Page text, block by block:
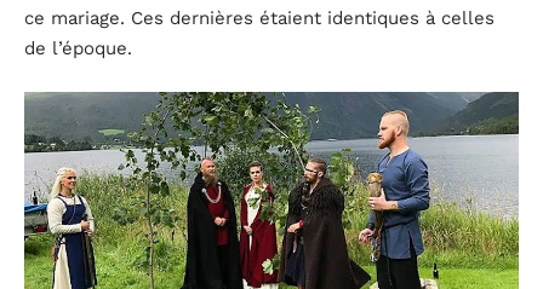
ce mariage. Ces dernières étaient identiques à celles
de l’époque.